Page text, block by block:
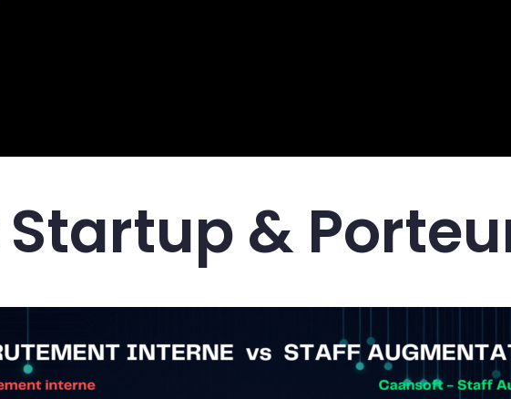
Startup &